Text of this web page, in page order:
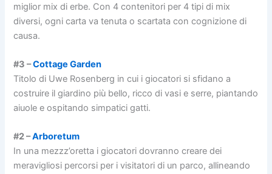
miglior mix di erbe. Con 4 contenitori per 4 tipi di mix
diversi, ogni carta va tenuta o scartata con cognizione di
causa.
#3 –Cottage Garden
Titolo di Uwe Rosenberg in cui i giocatori si sfidano a
costruire il giardino più bello, ricco di vasi e serre, piantando
aiuole e ospitando simpatici gatti.
#2 –Arboretum
In una mezzz’oretta i giocatori dovranno creare dei
meravigliosi percorsi per i visitatori di un parco, allineando